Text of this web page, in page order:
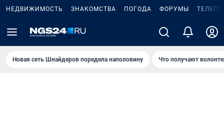
НЕДВИЖИМОСТЬ ЗНАКОМСТВА ПОГОДА ФОРУМЫ
Новая сеть Шнайдеров поредела наполовину Что получают